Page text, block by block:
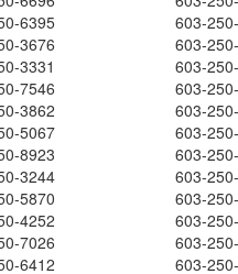
6395 603-
3676 603-
3331 603-
7546 603-
3862 603-
5067 603-
8923 603-
3244 603-
5870 603-
4252 603-
7026 603-
6412 603-